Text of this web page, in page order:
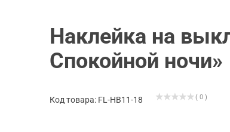
Наклейка на
Спокойной ночи»
Код товара: FL-HB11-18 ( 0 )